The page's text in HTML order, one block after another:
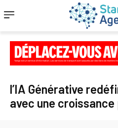
l’IA Générative
avec une croissance